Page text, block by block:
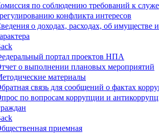
по соблюдению требований к
конфликта интересов
о доходах, расходах, об имуществе
портал проектов НПА
о выполнении плановых мероприятий
материалы
связь для сообщений о фактах
по вопросам коррупции и
приемная